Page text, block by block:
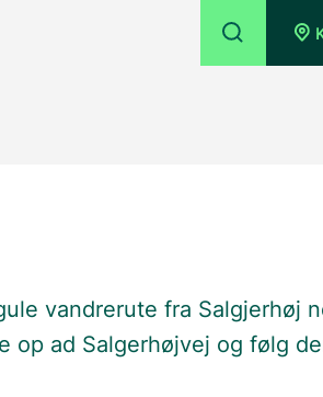
vandrerute fra Salgjerhøj
op ad Salgerhøjvej og følg